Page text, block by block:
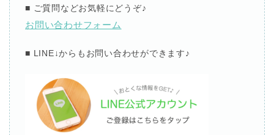
■ ご質問などお気軽にどうぞ♪
お問い合わせフォーム
■ LINE↓からもお問い合わせができます♪